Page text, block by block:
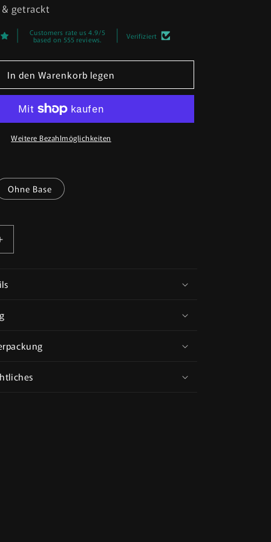
getrackt
Customers rate us 4.9/5
based on 555 reviews. Verifiziert
In den Warenkorb legen
Weitere Bezahlmöglichkeiten
Ohne Base
Erhöhe
für
Kompatibel-
One(Proxy)